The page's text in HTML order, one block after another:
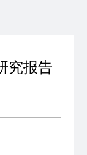
究报告